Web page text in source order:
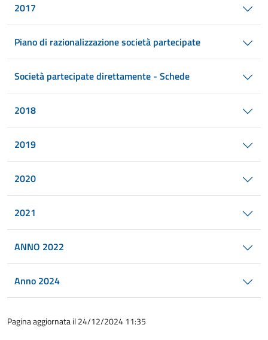
2017
Piano di razionalizzazione società partecipate
Società partecipate direttamente - Schede
2018
2019
2020
2021
ANNO 2022
Anno 2024
Pagina aggiornata il 24/12/2024 11:35